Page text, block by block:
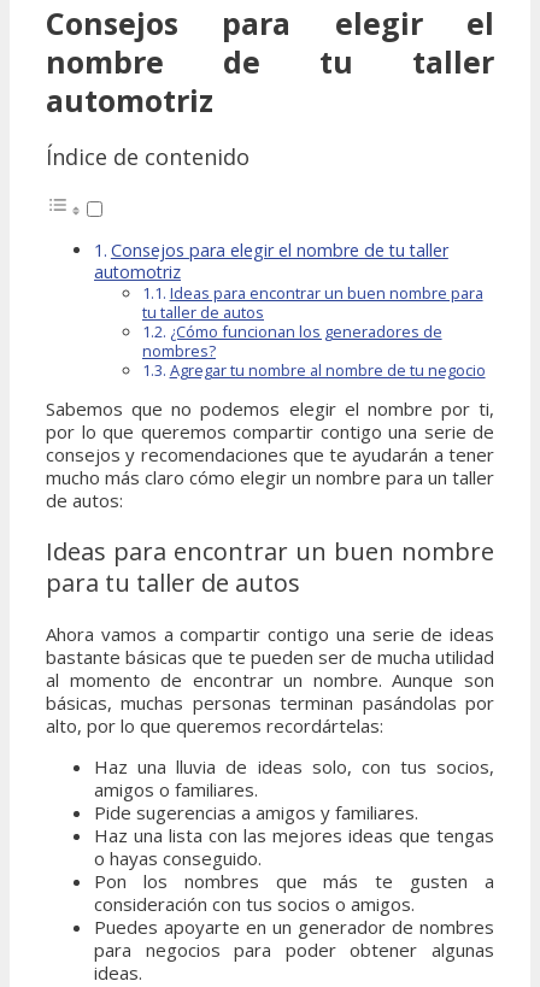
Consejos para elegir el
nombre de tu taller
automotriz
Índice de contenido
Consejos para elegir el nombre de tu taller
automotriz
Ideas para encontrar un buen nombre para
tu taller de autos
¿Cómo funcionan los generadores de
nombres?
Agregar tu nombre al nombre de tu negocio
Sabemos que no podemos elegir el nombre por ti,
por lo que queremos compartir contigo una serie de
consejos y recomendaciones que te ayudarán a tener
mucho más claro cómo elegir un nombre para un taller
de autos:
Ideas para encontrar un buen nombre
para tu taller de autos
Ahora vamos a compartir contigo una serie de ideas
bastante básicas que te pueden ser de mucha utilidad
al momento de encontrar un nombre. Aunque son
básicas, muchas personas terminan pasándolas por
alto, por lo que queremos recordártelas:
Haz una lluvia de ideas solo, con tus socios,
amigos o familiares.
Pide sugerencias a amigos y familiares.
Haz una lista con las mejores ideas que tengas
o hayas conseguido.
Pon los nombres que más te gusten a
consideración con tus socios o amigos.
Puedes apoyarte en un generador de nombres
para negocios para poder obtener algunas
ideas.